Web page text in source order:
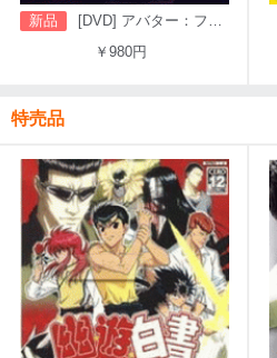
新品
[DVD] アバター：ファイヤー・アンド・アッシュ
￥980円
特売品